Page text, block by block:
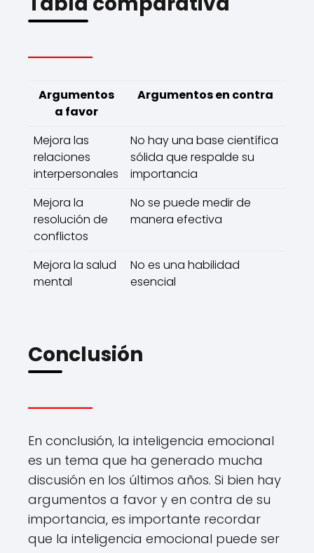
Argumentos
a favor
Argumentos en contra
Mejora las
relaciones
interpersonales
No hay una base científica
sólida que respalde su
importancia
Mejora la
resolución de
conflictos
No se puede medir de
manera efectiva
Mejora la salud
mental
No es una habilidad
esencial
Conclusión
En conclusión, la inteligencia emocional
es un tema que ha generado mucha
discusión en los últimos años. Si bien hay
argumentos a favor y en contra de su
importancia, es importante recordar
que la inteligencia emocional puede ser